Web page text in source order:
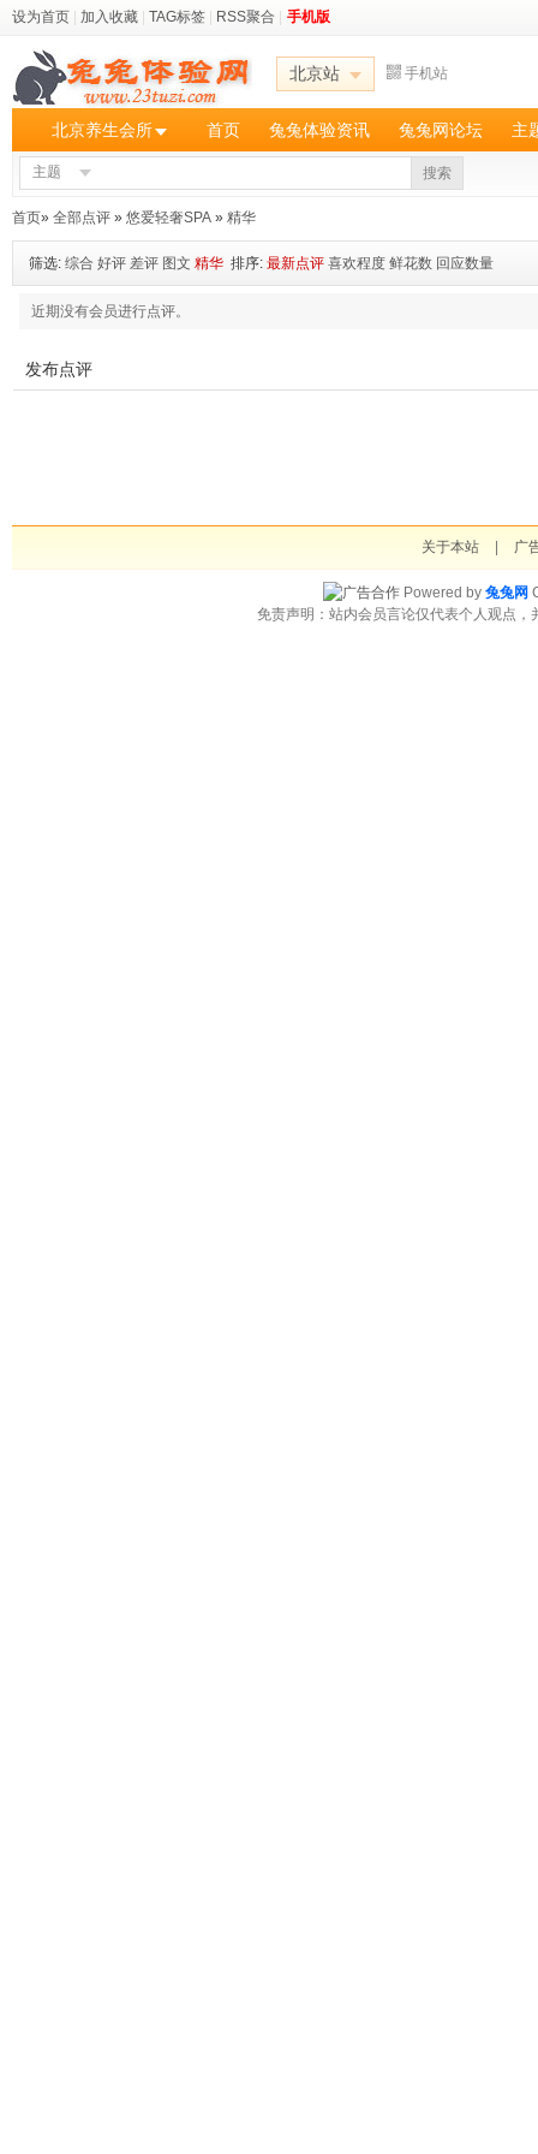
设为首页 加入收藏 TAG标签 RSS聚合 手机版
北京站 手机站
北京养生会所 首页 兔兔体验资讯 兔兔网论坛 主
主题 搜索
首页» 全部点评 » 悠爱轻奢SPA » 精华
筛选: 综合 好评 差评 图文 精华 排序: 最新点评 喜欢程度 鲜花数 回应数量
近期没有会员进行点评。
发布点评
关于本站 广
Powered by 兔兔网
免责声明：站内会员言论仅代表个人观点